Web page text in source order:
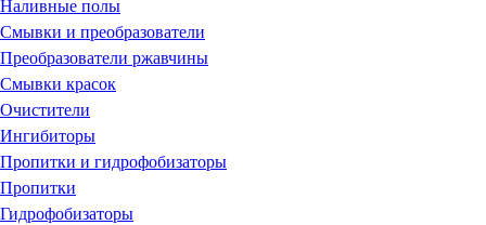
Наливные полы
Смывки и преобразователи
Преобразователи ржавчины
Смывки красок
Очистители
Ингибиторы
Пропитки и гидрофобизаторы
Пропитки
Гидрофобизаторы